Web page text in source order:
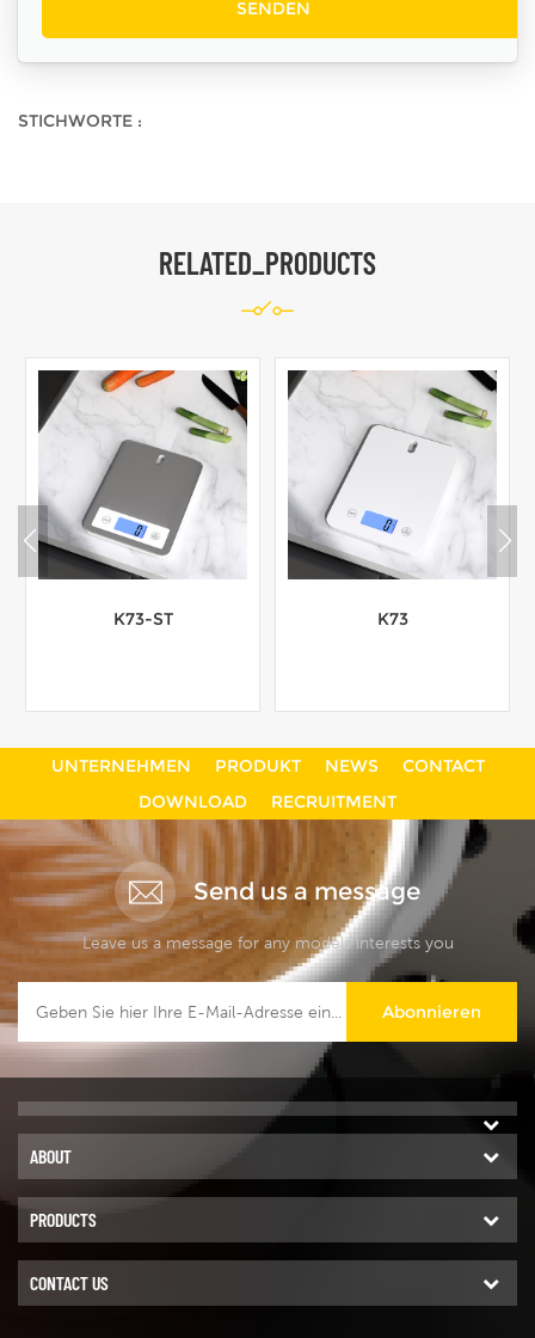
STICHWORTE :
RELATED_PRODUCTS
K73-ST K73
UNTERNEHMEN PRODUKT NEWS
CONTACT
DOWNLOAD
RECRUITMENT
Send us a message
Leave us a message for any models interests you
Abonnieren
ABOUT
PRODUCTS
CONTACT US